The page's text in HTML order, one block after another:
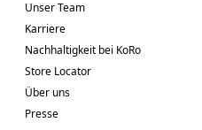
Unser Team
Karriere
Nachhaltigkeit bei KoRo
Store Locator
Über uns
Presse